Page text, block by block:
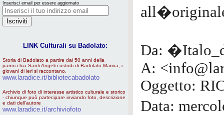
Inserisci email per essere aggiornato
LINK Culturali su Badolato:
Storia di Badolato a partire dai 50 anni della
parrocchia Santi Angeli custodi di Badolato Marina, i
giovani di ieri si raccontano.
www.laradice.it/bibliotecabadolato
Archivio di foto di interesse artistico culturale e storico
- chiunque può partecipare inviando foto, descrizione
e dati dell'autore
www.laradice.it/archiviofoto
Da:
A:
Oggetto:
Data: